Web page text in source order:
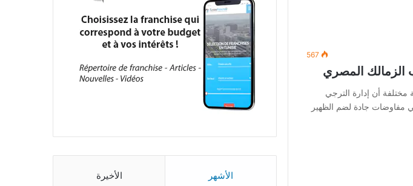
567
الزمالك المصري
أن إدارة الترجي
مفاوضات جادة لضم الظهير
الأشهر الأخيرة